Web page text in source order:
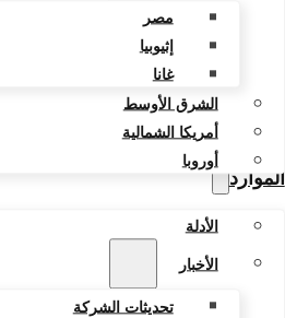
مصر
إثيوبيا
غانا
الشرق الأوسط
أمريكا الشمالية
أوروبا
الموارد
الأدلة
الأخبار
تحديثات الشركة